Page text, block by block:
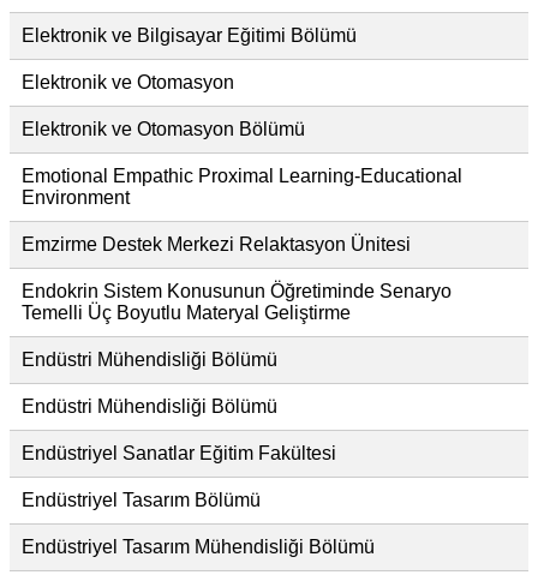
Elektronik ve Bilgisayar Eğitimi Bölümü
Elektronik ve Otomasyon
Elektronik ve Otomasyon Bölümü
Emotional Empathic Proximal Learning-Educational
Environment
Emzirme Destek Merkezi Relaktasyon Ünitesi
Endokrin Sistem Konusunun Öğretiminde Senaryo
Temelli Üç Boyutlu Materyal Geliştirme
Endüstri Mühendisliği Bölümü
Endüstri Mühendisliği Bölümü
Endüstriyel Sanatlar Eğitim Fakültesi
Endüstriyel Tasarım Bölümü
Endüstriyel Tasarım Mühendisliği Bölümü